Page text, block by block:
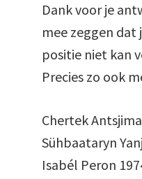
Dank voor je
mee zeggen dat
positie niet kan
Precies zo ook
Chertek
Sühbaataryn
Isabél Peron